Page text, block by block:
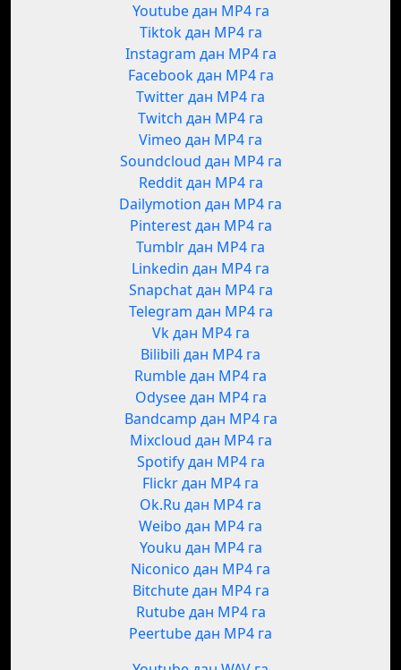
Youtube дан MP4 га
Tiktok дан MP4 га
Instagram дан MP4 га
Facebook дан MP4 га
Twitter дан MP4 га
Twitch дан MP4 га
Vimeo дан MP4 га
Soundcloud дан MP4 га
Reddit дан MP4 га
Dailymotion дан MP4 га
Pinterest дан MP4 га
Tumblr дан MP4 га
Linkedin дан MP4 га
Snapchat дан MP4 га
Telegram дан MP4 га
Vk дан MP4 га
Bilibili дан MP4 га
Rumble дан MP4 га
Odysee дан MP4 га
Bandcamp дан MP4 га
Mixcloud дан MP4 га
Spotify дан MP4 га
Flickr дан MP4 га
Ok.Ru дан MP4 га
Weibo дан MP4 га
Youku дан MP4 га
Niconico дан MP4 га
Bitchute дан MP4 га
Rutube дан MP4 га
Peertube дан MP4 га